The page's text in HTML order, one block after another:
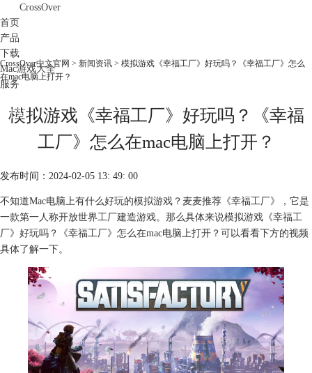
CrossOver
首页
产品
下载
Mac游戏大全
服务
购买
CrossOver中文官网 > 新闻资讯 > 模拟游戏《幸福工厂》好玩吗？《幸福工厂》怎么
在mac电脑上打开？
模拟游戏《幸福工厂》好玩吗？《幸福
工厂》怎么在mac电脑上打开？
发布时间：2024-02-05 13: 49: 00
不知道Mac电脑上有什么好玩的模拟游戏？麦麦推荐《幸福工厂》，它是
一款第一人称开放世界工厂建造游戏。那么具体来说模拟游戏《幸福工
厂》好玩吗？《幸福工厂》怎么在mac电脑上打开？可以看看下方的视频
具体了解一下。